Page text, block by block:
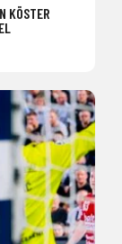
KÖSTER